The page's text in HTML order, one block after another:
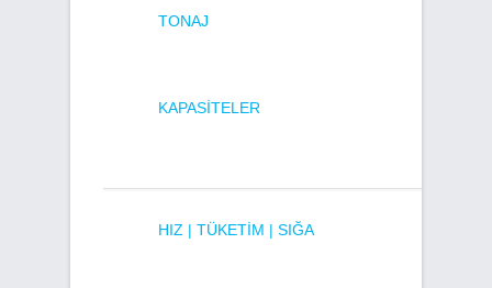
TONAJ
KAPASITELER
HIZ | TÜKETIM | SIĞA